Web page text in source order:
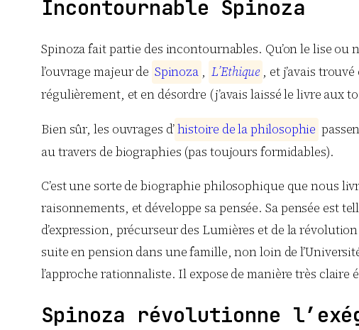
Incontournable Spinoza
Spinoza fait partie des incontournables. Qu’on le lise
l’ouvrage majeur de Spinoza , L’Ethique , et j’avais
régulièrement, et en désordre (j’avais laissé le livre aux
Bien sûr, les ouvrages d’histoire delaphilosophie
au travers de biographies (pas toujours formidables).
C’est une sorte de biographie philosophique que nous
raisonnements, et développe sa pensée. Sa pensée est
d’expression, précurseur des Lumières et de la
suite en pension dans une famille, non loin de
l’approche rationnaliste. Il expose de manière très claire
Spinoza révolutionne